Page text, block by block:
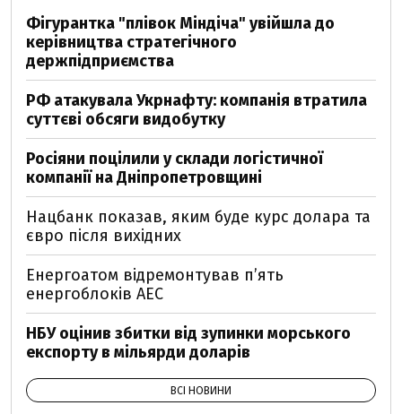
Фігурантка "плівок Міндіча" увійшла до
керівництва стратегічного
держпідприємства
РФ атакувала Укрнафту: компанія втратила
суттєві обсяги видобутку
Росіяни поцілили у склади логістичної
компанії на Дніпропетровщині
Нацбанк показав, яким буде курс долара та
євро після вихідних
Енергоатом відремонтував п’ять
енергоблоків АЕС
НБУ оцінив збитки від зупинки морського
експорту в мільярди доларів
ВСІ НОВИНИ